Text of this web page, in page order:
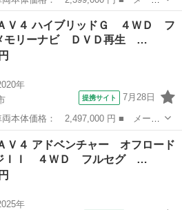
ＡＶ４ ■ グレード名： アドベン
ステム・純正メモリーナビ／フルセ
ＡＶ４ ハイブリッドＧ ４ＷＤ フ
モリーナビ ＤＶＤ再生 …
年
提携サイト 7月28日
ＡＶ４ ■ グレード名： ハイブリ
リーナビ ＤＶＤ再生 バックカメ
Ｖ４ アドベンチャー オフロード
ＩＩ ４ＷＤ フルセグ …
年